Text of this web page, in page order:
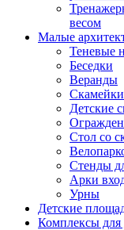
весом
Малые
Теневые
Беседки
Веранды
Детские
Стол со
Стенды
Арки
Урны
Детские
Комплексы для